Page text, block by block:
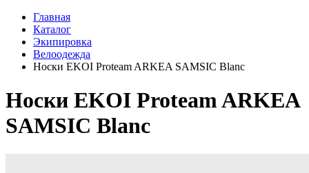
Главная
Каталог
Экипировка
Велоодежда
Носки EKOI Proteam ARKEA SAMSIC Blanc
Носки EKOI Proteam ARKEA
SAMSIC Blanc